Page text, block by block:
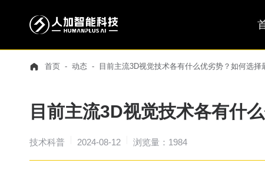
首页 动态 目前主流3D视觉技术各有什么优劣势？如何选择
目前主流3D视觉技术各有什
技术科普 2024-08-12 浏览量：1984